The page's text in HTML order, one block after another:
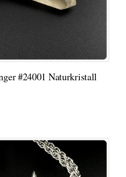
#24001 Naturkristall